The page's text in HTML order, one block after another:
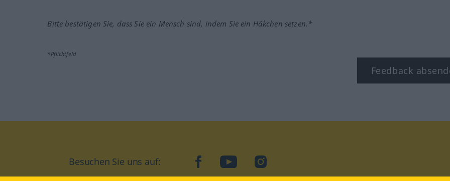
Bitte bestätigen Sie, dass Sie ein Mensch sind, indem Sie ein Häkchen setzen.*
*Pflichtfeld
Feedback
Besuchen Sie uns auf: facebookYouTubeInstagram